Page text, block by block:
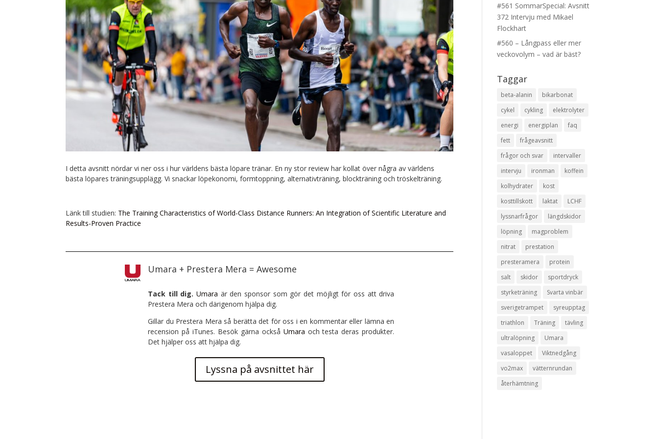
I detta avsnitt nördar vi ner oss i hur världens bästa löpare tränar. En ny stor review har kollat över några av världens
bästa löpares träningsupplägg. Vi snackar löpekonomi, formtoppning, alternativträning, blockträning och tröskelträning.
Länk till studien: The Training Characteristics of World-Class Distance Runners: An Integration of Scientific Literature and
Results-Proven Practice
Umara + Prestera Mera = Awesome
Tack till dig. Umara är den sponsor som gör det möjligt för oss att driva
Prestera Mera och därigenom hjälpa dig.
Gillar du Prestera Mera så berätta det för oss i en kommentar eller lämna en
recension på iTunes. Besök gärna också Umara och testa deras produkter.
Det hjälper oss att hjälpa dig.
Lyssna på avsnittet här
#561 SommarSpecial: Avsnitt
372 Intervju med Mikael
Flockhart
#560 – Långpass eller mer
veckovolym – vad är bäst?
Taggar
beta-alanin
bikarbonat
cykel
cykling
elektrolyter
energi
energiplan
faq
fett
frågeavsnitt
frågor och svar
intervaller
intervju
ironman
koffein
kolhydrater
kost
kosttillskott
laktat
LCHF
lyssnarfrågor
längdskidor
löpning
magproblem
nitrat
prestation
presteramera
protein
salt
skidor
sportdryck
styrketräning
Svarta vinbär
sverigetrampet
syreupptag
triathlon
Träning
tävling
ultralöpning
Umara
vasaloppet
Viktnedgång
vo2max
vätternrundan
återhämtning